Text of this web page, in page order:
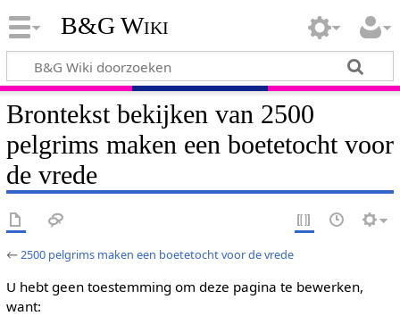
B&G Wiki
Brontekst bekijken van 2500
pelgrims maken een boetetocht voor
de vrede
←2500 pelgrims maken een boetetocht voor de vrede
U hebt geen toestemming om deze pagina te bewerken,
want: